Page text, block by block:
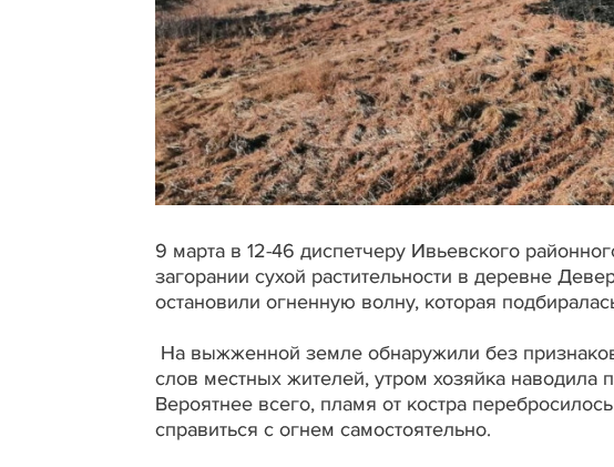
9 марта в 12-46 диспетчеру Ивьевского
загорании сухой растительности в деревне
остановили огненную волну, которая
На выжженной земле обнаружили без
слов местных жителей, утром хозяйка наводила
Вероятнее всего, пламя от костра
справиться с огнем самостоятельно.